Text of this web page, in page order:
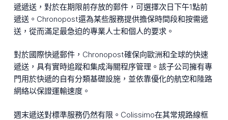
遞遞送，對於在期限前存放的郵件，可選擇次日下午1點前
遞送。Chronopost還為某些服務提供擔保時間段和按需遞
送，從而滿足最急迫的專業人士和個人的要求。
對於國際快遞郵件，Chronopost確保向歐洲和全球的快速
遞送，具有實時追蹤和集成海關程序管理。該子公司擁有專
門用於快遞的自有分類基礎設施，並依靠優化的航空和陸路
網絡以保證運輸速度。
週末遞送對標準服務仍然有限。Colissimo在其常規路線框